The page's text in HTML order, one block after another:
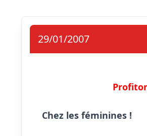
29/01/2007
Chez les féminines !